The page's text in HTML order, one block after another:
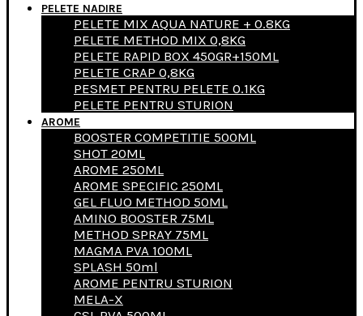
PELETE NADIRE
PELETE MIX AQUA NATURE + 0.8KG
PELETE METHOD MIX 0,8KG
PELETE RAPID BOX 450GR+150ML
PELETE CRAP 0,8KG
PESMET PENTRU PELETE 0.1KG
PELETE PENTRU STURION
AROME
BOOSTER COMPETITIE 500ML
SHOT 20ML
AROME 250ML
AROME SPECIFIC 250ML
GEL FLUO METHOD 50ML
AMINO BOOSTER 75ML
METHOD SPRAY 75ML
MAGMA PVA 100ML
SPLASH 50ml
AROME PENTRU STURION
MELA-X